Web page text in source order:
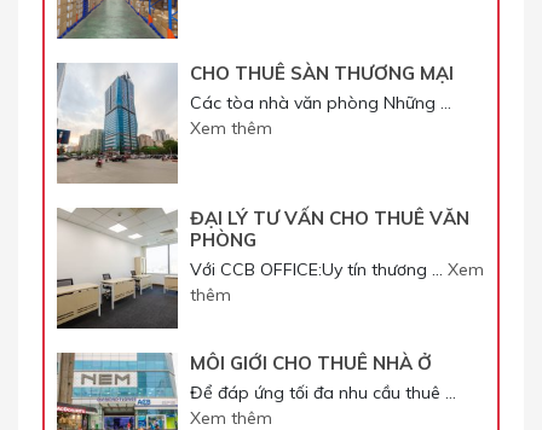
CHO THUÊ SÀN THƯƠNG MẠI
Các tòa nhà văn phòng Những …
Xem thêm
ĐẠI LÝ TƯ VẤN CHO THUÊ VĂN
PHÒNG
Với CCB OFFICE:Uy tín thương … Xem
thêm
MÔI GIỚI CHO THUÊ NHÀ Ở
Để đáp ứng tối đa nhu cầu thuê …
Xem thêm